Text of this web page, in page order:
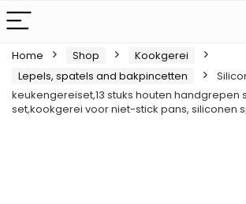
Home Shop
Kookgerei
Lepels, spatels and bakpincetten
keukengereiset,13 stuks houten handgrepen
set,kookgerei voor niet-stick pans, siliconen